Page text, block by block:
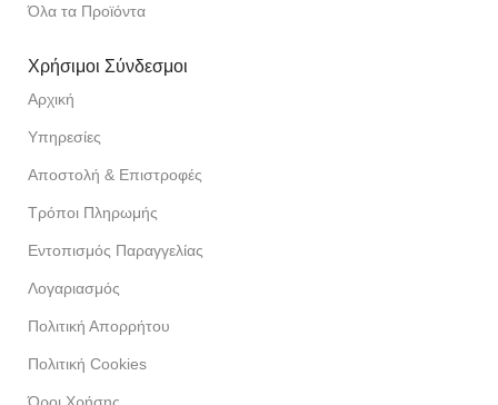
Όλα τα Προϊόντα
Χρήσιμοι Σύνδεσμοι
Αρχική
Υπηρεσίες
Αποστολή & Επιστροφές
Τρόποι Πληρωμής
Εντοπισμός Παραγγελίας
Λογαριασμός
Πολιτική Απορρήτου
Πολιτική Cookies